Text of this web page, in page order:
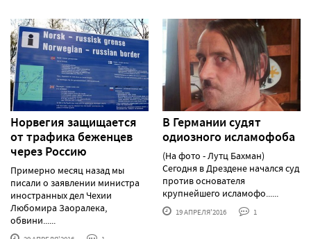
Норвегия защищается
от трафика беженцев
через Россию
Примерно месяц назад мы
писали о заявлении министра
иностранных дел Чехии
Любомира Заоралека,
обвини......
В Германии судят
одиозного исламофоба
(На фото - Лутц Бахман)
Сегодня в Дрездене начался суд
против основателя
крупнейшего исламофо......
19 АПРЕЛЯ'2016 1